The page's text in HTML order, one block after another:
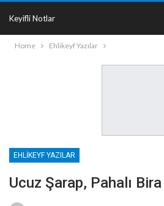
Keyifli Notlar
Home Ehlikeyf Yazılar
EHLIKEYF YAZILAR
Ucuz Şarap, Pahalı Bira